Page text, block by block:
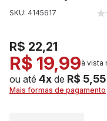
SKU: 4145617
R$ 22,21
R$ 19,99à vista
ou até 4x de R$ 5,55
Mais formas de pagamento